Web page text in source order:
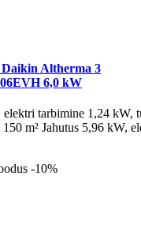
Daikin Altherma 3
6,0 kW
tarbimine 1,24 kW,
m² Jahutus 5,96 kW,
-10%